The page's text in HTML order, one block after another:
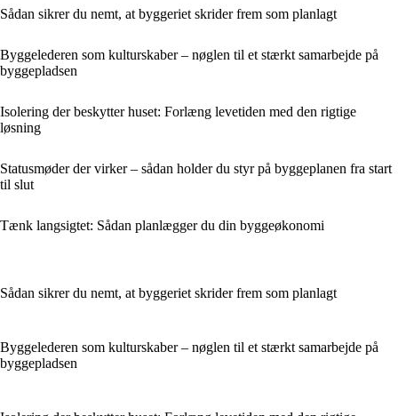
Sådan sikrer du nemt, at byggeriet skrider frem som planlagt
Byggelederen som kulturskaber – nøglen til et stærkt samarbejde på
byggepladsen
Isolering der beskytter huset: Forlæng levetiden med den rigtige
løsning
Statusmøder der virker – sådan holder du styr på byggeplanen fra start
til slut
Tænk langsigtet: Sådan planlægger du din byggeøkonomi
Sådan sikrer du nemt, at byggeriet skrider frem som planlagt
Byggelederen som kulturskaber – nøglen til et stærkt samarbejde på
byggepladsen